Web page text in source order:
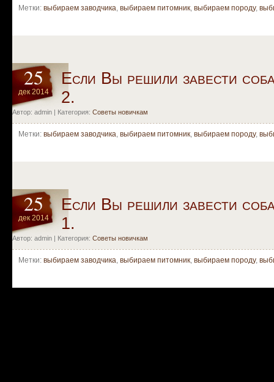
Метки: выбираем заводчика, выбираем питомник, выбираем породу,
25
дек 2014
Если Вы решили завести
2.
Автор: admin | Категория: Советы новичкам
Метки: выбираем заводчика, выбираем питомник, выбираем породу,
25
дек 2014
Если Вы решили завести
1.
Автор: admin | Категория: Советы новичкам
Метки: выбираем заводчика, выбираем питомник, выбираем породу,